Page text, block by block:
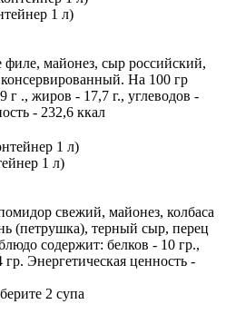
1 л)
майонез, сыр российский,
консервированный. На 100 гр
г ., жиров - 17,7 г., углеводов -
- 232,6 ккал
1 л)
свежий, майонез, колбаса
(петрушка), терный сыр, перец
содержит: белков - 10 гр.,
Энергетическая ценность -
2 супа